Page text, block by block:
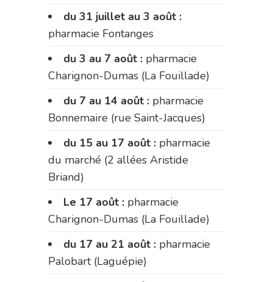
du 31 juillet au 3 août :
pharmacie Fontanges
du 3 au 7 août : pharmacie
Charignon-Dumas (La Fouillade)
du 7 au 14 août : pharmacie
Bonnemaire (rue Saint-Jacques)
du 15 au 17 août : pharmacie
du marché (2 allées Aristide
Briand)
Le 17 août : pharmacie
Charignon-Dumas (La Fouillade)
du 17 au 21 août : pharmacie
Palobart (Laguépie)